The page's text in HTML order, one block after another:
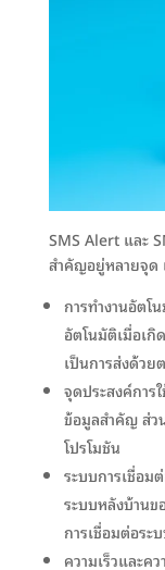
SMS Alert และ
สำคัญอยู่หลายจุด
การทำงานอัตโ
อัตโนมัติเมื่อเ
เป็นการส่งด้วย
จุดประสงค์การ
ข้อมูลสำคัญ ส่ว
โปรโมชัน
ระบบการเชื่อม
ระบบหลังบ้านข
การเชื่อมต่อระ
ความเร็วและค